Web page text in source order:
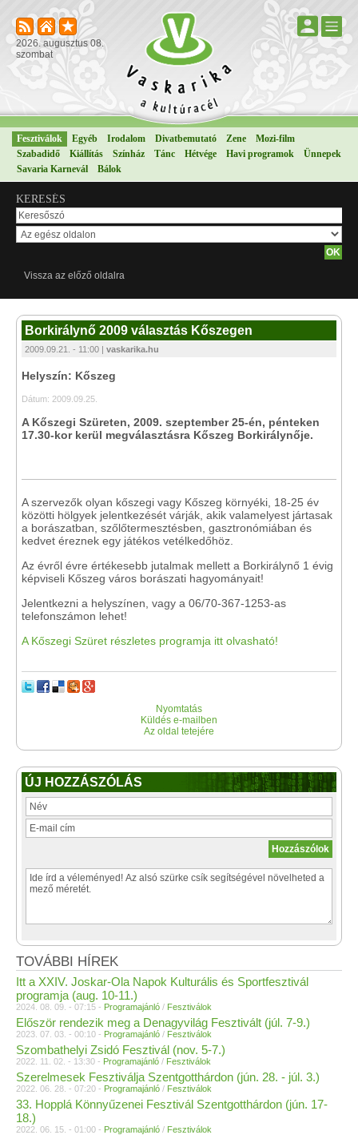
2026. augusztus 08.
szombat
Fesztiválok Egyéb Irodalom Divatbemutató Zene
Mozi-film
Szabadidő
Kiállítás Színház Tánc Hétvége Havi programok
Ünnepek
Savaria Karnevál
Bálok
KERESÉS
Vissza az előző oldalra
Borkirálynő 2009 választás Kőszegen
2009.09.21. - 11:00 | vaskarika.hu
Helyszín: Kőszeg
Dátum: 2009.09.25.
A Kőszegi Szüreten, 2009. szeptember 25-én, pénteken
17.30-kor kerül megválasztásra Kőszeg Borkirálynője.
A szervezők olyan kőszegi vagy Kőszeg környéki, 18-25 év
közötti hölgyek jelentkezését várják, akik valamelyest jártasak
a borászatban, szőlőtermesztésben, gasztronómiában és
kedvet éreznek egy játékos vetélkedőhöz.
Az évről évre értékesebb jutalmak mellett a Borkirálynő 1 évig
képviseli Kőszeg város borászati hagyományait!
Jelentkezni a helyszínen, vagy a 06/70-367-1253-as
telefonszámon lehet!
A Kőszegi Szüret részletes programja itt olvasható!
Nyomtatás
Küldés e-mailben
Az oldal tetejére
ÚJ HOZZÁSZÓLÁS
TOVÁBBI HÍREK
Itt a XXIV. Joskar-Ola Napok Kulturális és Sportfesztivál
programja (aug. 10-11.)
2024. 08. 09. - 07:15 - Programajánló / Fesztiválok
Először rendezik meg a Denagyvilág Fesztivált (júl. 7-9.)
2023. 07. 03. - 00:10 - Programajánló / Fesztiválok
Szombathelyi Zsidó Fesztivál (nov. 5-7.)
2022. 11. 02. - 13:30 - Programajánló / Fesztiválok
Szerelmesek Fesztiválja Szentgotthárdon (jún. 28. - júl. 3.)
2022. 06. 28. - 07:20 - Programajánló / Fesztiválok
33. Hopplá Könnyűzenei Fesztivál Szentgotthárdon (jún. 17-
18.)
2022. 06. 15. - 01:00 - Programajánló / Fesztiválok